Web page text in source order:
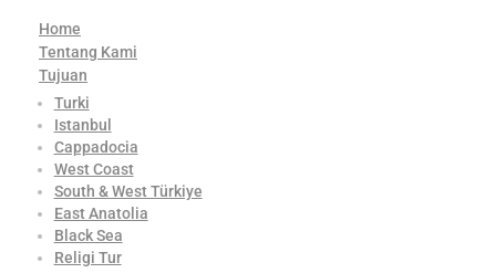
Home
Tentang Kami
Tujuan
Turki
Istanbul
Cappadocia
West Coast
South & West Türkiye
East Anatolia
Black Sea
Religi Tur